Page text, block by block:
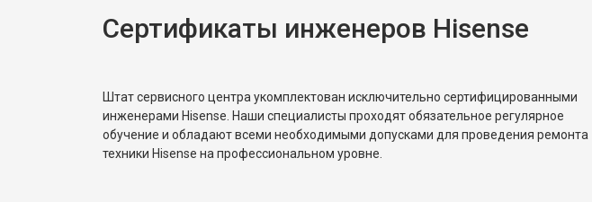
Сертификаты инженеров Hisense
Штат сервисного центра укомплектован исключительно сертифицированными
инженерами Hisense. Наши специалисты проходят обязательное регулярное
обучение и обладают всеми необходимыми допусками для проведения ремонта
техники Hisense на профессиональном уровне.